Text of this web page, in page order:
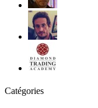
Catégories